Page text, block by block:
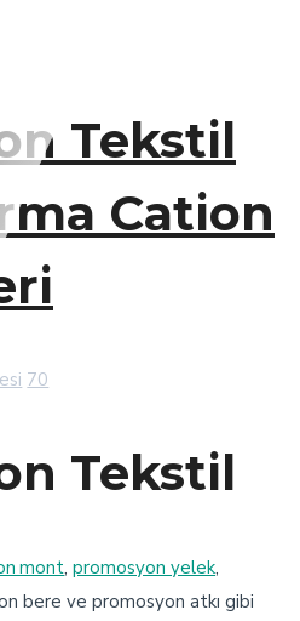
Tekstil
Cation
70
Tekstil
mont,promosyon yelek,
bere ve promosyon atkı gibi